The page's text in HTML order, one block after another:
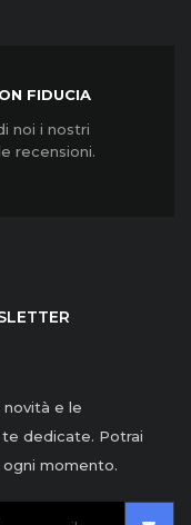
FIDUCIA
noi i nostri
recensioni.
e le
dedicate. Potrai
ogni momento.